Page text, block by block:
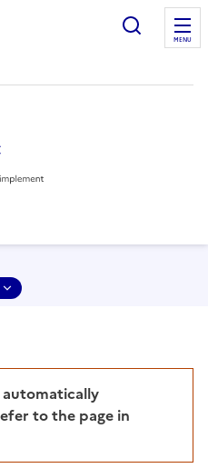
MENU
to the page in